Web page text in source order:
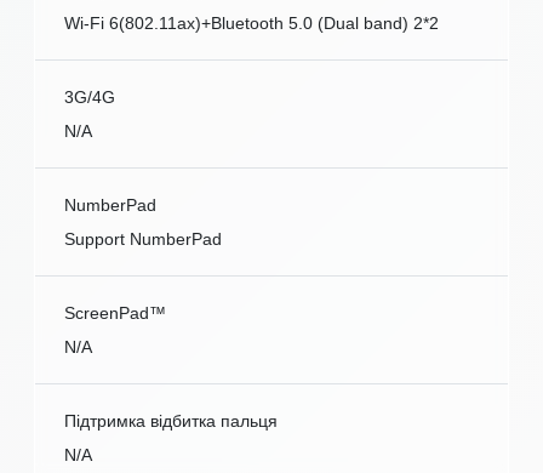
Wi-Fi 6(802.11ax)+Bluetooth 5.0 (Dual band) 2*2
3G/4G
N/A
NumberPad
Support NumberPad
ScreenPad™
N/A
Підтримка відбитка пальця
N/A